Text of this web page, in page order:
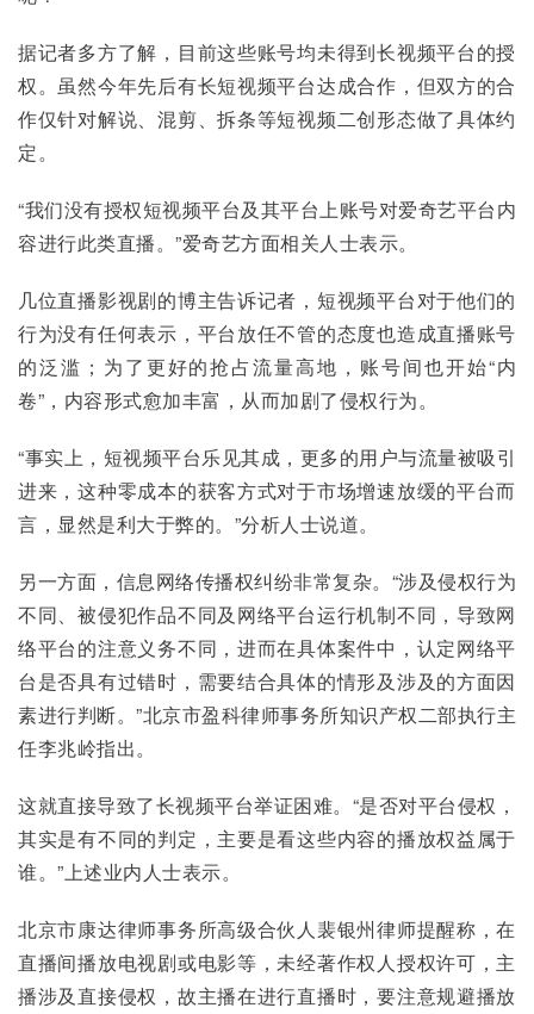
据记者多方了解，目前这些账号均未得到长视频平台的授
权。虽然今年先后有长短视频平台达成合作，但双方的合
作仅针对解说、混剪、拆条等短视频二创形态做了具体约
定。
“我们没有授权短视频平台及其平台上账号对爱奇艺平台内
容进行此类直播。”爱奇艺方面相关人士表示。
几位直播影视剧的博主告诉记者，短视频平台对于他们的
行为没有任何表示，平台放任不管的态度也造成直播账号
的泛滥；为了更好的抢占流量高地，账号间也开始“内
卷”，内容形式愈加丰富，从而加剧了侵权行为。
“事实上，短视频平台乐见其成，更多的用户与流量被吸引
进来，这种零成本的获客方式对于市场增速放缓的平台而
言，显然是利大于弊的。”分析人士说道。
另一方面，信息网络传播权纠纷非常复杂。“涉及侵权行为
不同、被侵犯作品不同及网络平台运行机制不同，导致网
络平台的注意义务不同，进而在具体案件中，认定网络平
台是否具有过错时，需要结合具体的情形及涉及的方面因
素进行判断。”北京市盈科律师事务所知识产权二部执行主
任李兆岭指出。
这就直接导致了长视频平台举证困难。“是否对平台侵权，
其实是有不同的判定，主要是看这些内容的播放权益属于
谁。”上述业内人士表示。
北京市康达律师事务所高级合伙人裴银州律师提醒称，在
直播间播放电视剧或电影等，未经著作权人授权许可，主
播涉及直接侵权，故主播在进行直播时，要注意规避播放